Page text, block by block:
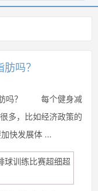
吗？
肪吗？ 每个健身减
多，比如经济政策的
快发展体 ...